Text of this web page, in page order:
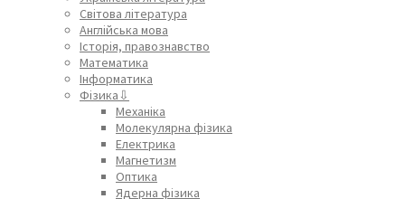
Світова література
Англійська мова
Історія, правознавство
Математика
Інформатика
Фізика⇩
Механіка
Молекулярна фізика
Електрика
Магнетизм
Оптика
Ядерна фізика